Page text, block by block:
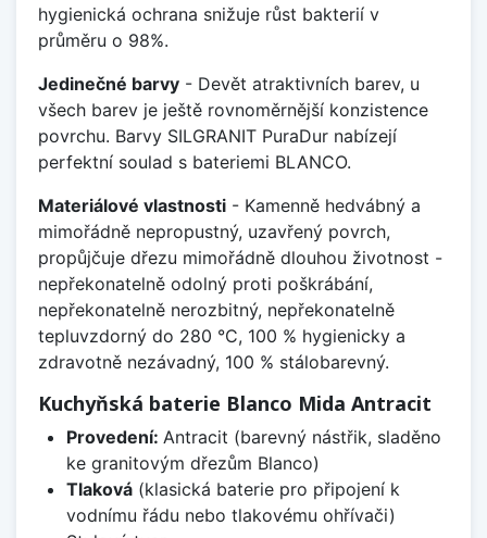
hygienická ochrana snižuje růst bakterií v
průměru o 98%.
Jedinečné barvy - Devět atraktivních barev, u
všech barev je ještě rovnoměrnější konzistence
povrchu. Barvy SILGRANIT PuraDur nabízejí
perfektní soulad s bateriemi BLANCO.
Materiálové vlastnosti - Kamenně hedvábný a
mimořádně nepropustný, uzavřený povrch,
propůjčuje dřezu mimořádně dlouhou životnost -
nepřekonatelně odolný proti poškrábání,
nepřekonatelně nerozbitný, nepřekonatelně
tepluvzdorný do 280 °C, 100 % hygienicky a
zdravotně nezávadný, 100 % stálobarevný.
Kuchyňská baterie Blanco Mida Antracit
Provedení: Antracit (barevný nástřik, sladěno
ke granitovým dřezům Blanco)
Tlaková(klasická baterie pro připojení k
vodnímu řádu nebo tlakovému ohřívači)